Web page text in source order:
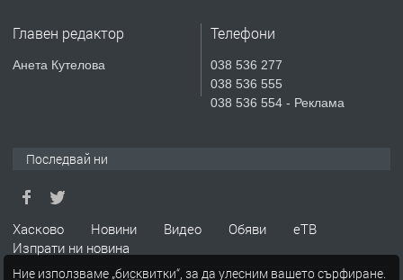
№4119 Едностаен обзаведен
Главен редактор
Анета Кутелова
Телефони
038 536 277
038 536 555
038 536 554 - Реклама
Последвай ни
Хасково Новини Видео Обяви
еТВ
Изпрати ни новина
Ние използваме „бисквитки“, за да улесним вашето сърфиране.